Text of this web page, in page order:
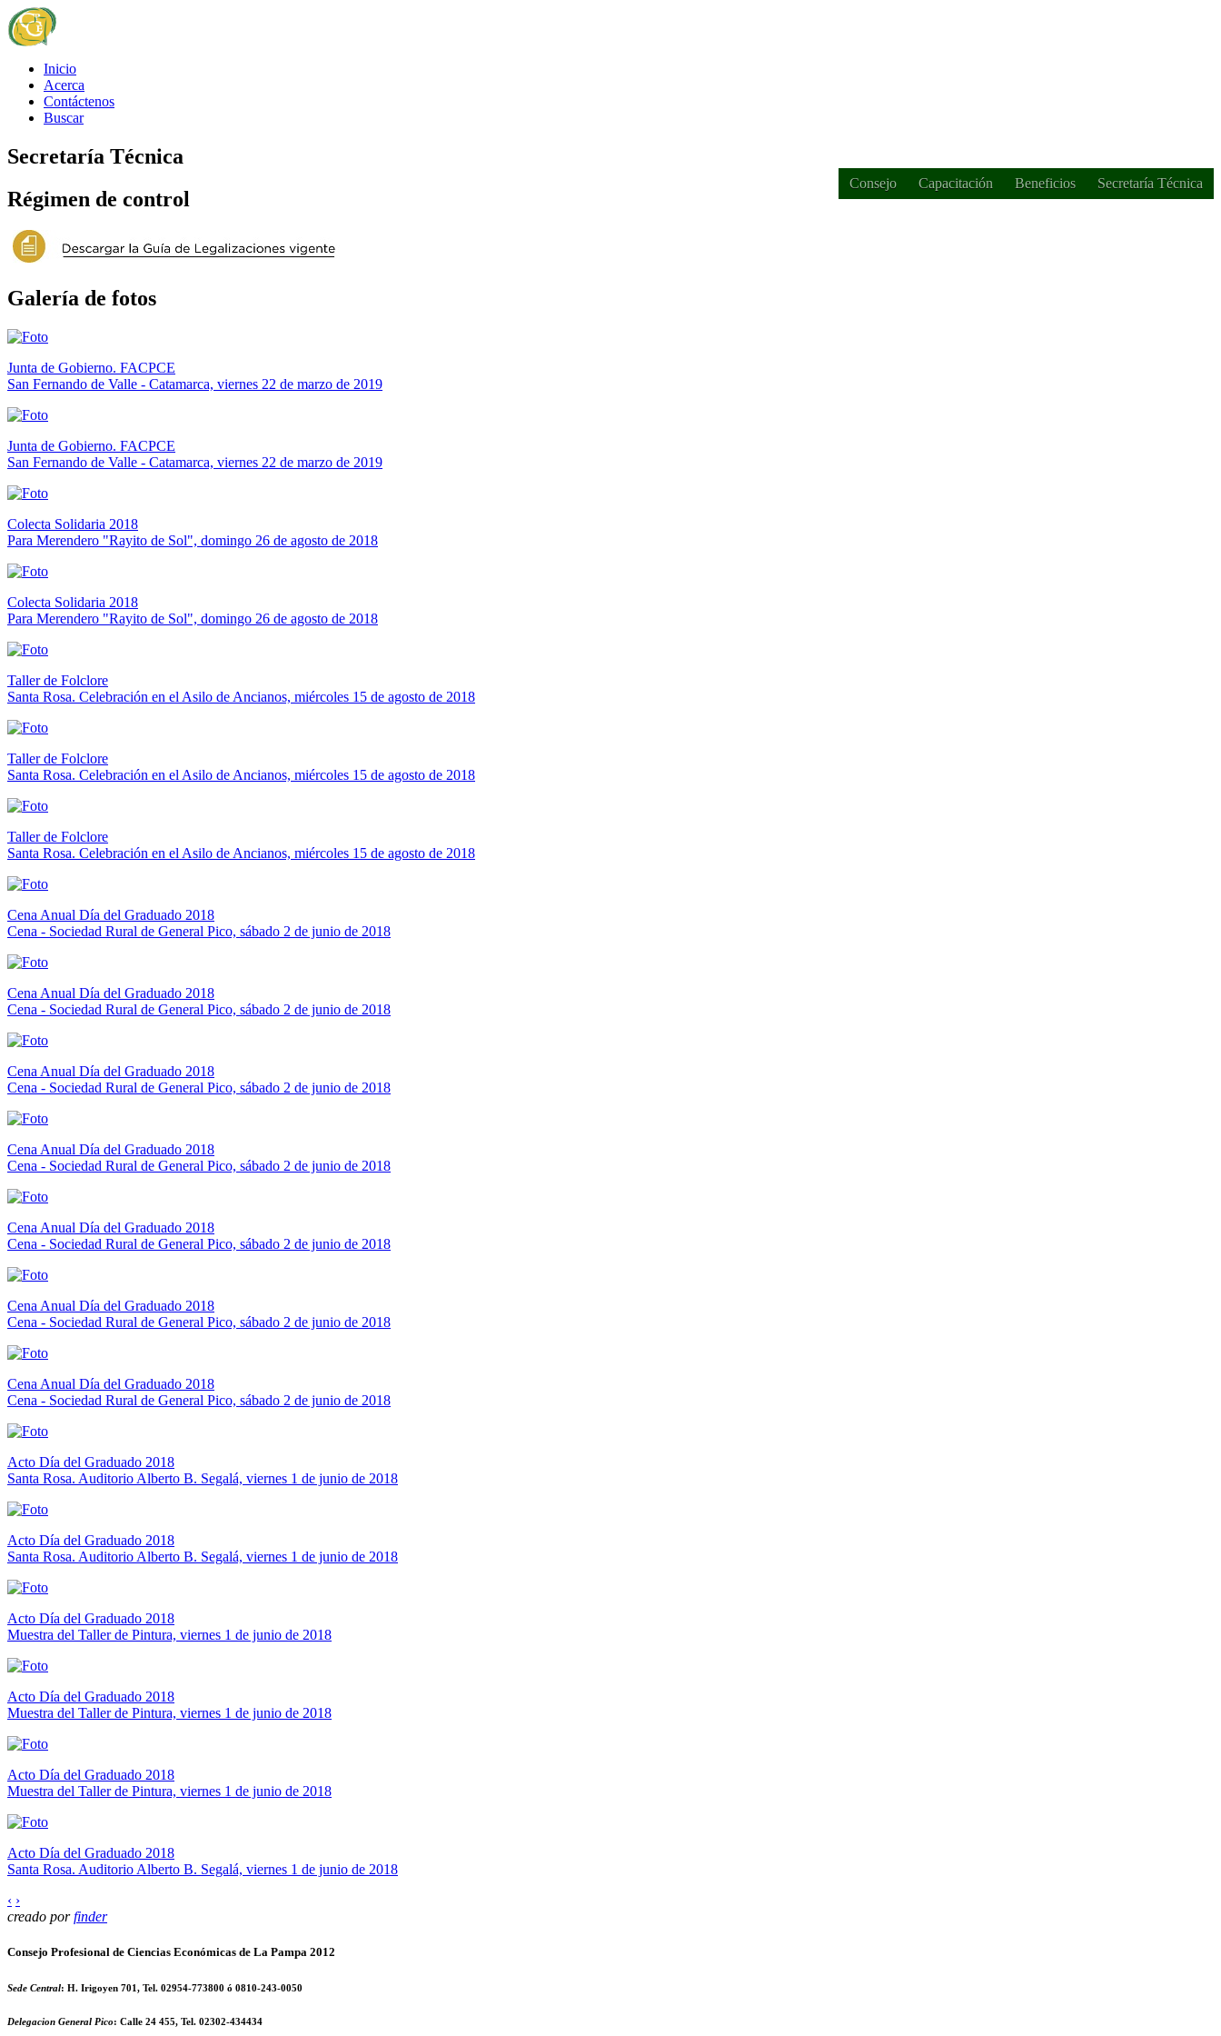
Inicio
Acerca
Contáctenos
Buscar
Consejo Capacitación Beneficios Secretaría Técnica
Secretaría Técnica
Régimen de control
Galería de fotos
Junta de Gobierno. FACPCE
San Fernando de Valle - Catamarca, viernes 22 de marzo de 2019
Junta de Gobierno. FACPCE
San Fernando de Valle - Catamarca, viernes 22 de marzo de 2019
Colecta Solidaria 2018
Para Merendero "Rayito de Sol", domingo 26 de agosto de 2018
Colecta Solidaria 2018
Para Merendero "Rayito de Sol", domingo 26 de agosto de 2018
Taller de Folclore
Santa Rosa. Celebración en el Asilo de Ancianos, miércoles 15 de agosto de 2018
Taller de Folclore
Santa Rosa. Celebración en el Asilo de Ancianos, miércoles 15 de agosto de 2018
Taller de Folclore
Santa Rosa. Celebración en el Asilo de Ancianos, miércoles 15 de agosto de 2018
Cena Anual Día del Graduado 2018
Cena - Sociedad Rural de General Pico, sábado 2 de junio de 2018
Cena Anual Día del Graduado 2018
Cena - Sociedad Rural de General Pico, sábado 2 de junio de 2018
Cena Anual Día del Graduado 2018
Cena - Sociedad Rural de General Pico, sábado 2 de junio de 2018
Cena Anual Día del Graduado 2018
Cena - Sociedad Rural de General Pico, sábado 2 de junio de 2018
Cena Anual Día del Graduado 2018
Cena - Sociedad Rural de General Pico, sábado 2 de junio de 2018
Cena Anual Día del Graduado 2018
Cena - Sociedad Rural de General Pico, sábado 2 de junio de 2018
Cena Anual Día del Graduado 2018
Cena - Sociedad Rural de General Pico, sábado 2 de junio de 2018
Acto Día del Graduado 2018
Santa Rosa. Auditorio Alberto B. Segalá, viernes 1 de junio de 2018
Acto Día del Graduado 2018
Santa Rosa. Auditorio Alberto B. Segalá, viernes 1 de junio de 2018
Acto Día del Graduado 2018
Muestra del Taller de Pintura, viernes 1 de junio de 2018
Acto Día del Graduado 2018
Muestra del Taller de Pintura, viernes 1 de junio de 2018
Acto Día del Graduado 2018
Muestra del Taller de Pintura, viernes 1 de junio de 2018
Acto Día del Graduado 2018
Santa Rosa. Auditorio Alberto B. Segalá, viernes 1 de junio de 2018
‹ ›
creado porfinder
Consejo Profesional de Ciencias Económicas de La Pampa 2012
Sede Central: H. Irigoyen 701, Tel. 02954-773800 ó 0810-243-0050
Delegacion General Pico: Calle 24 455, Tel. 02302-434434